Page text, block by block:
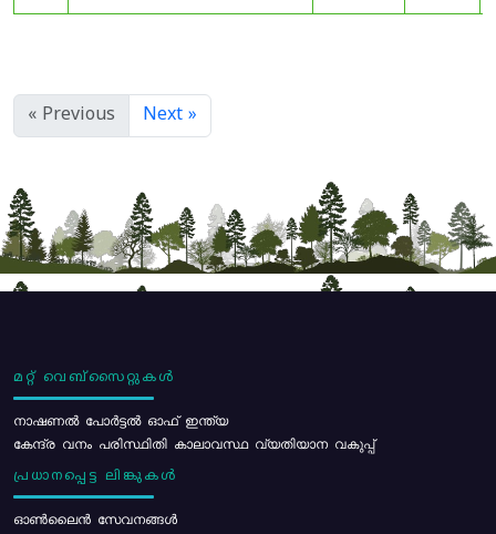
« Previous Next »
മറ്റ് വെബ്സൈറ്റുകൾ
നാഷണൽ പോർട്ടൽ ഓഫ് ഇന്ത്യ
കേന്ദ്ര വനം പരിസ്ഥിതി കാലാവസ്ഥ വ്യതിയാന വകുപ്പ്
പ്രധാനപ്പെട്ട ലിങ്കുകൾ
ഓൺലൈൻ സേവനങ്ങൾ